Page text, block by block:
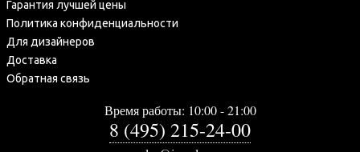
Гарантия лучшей цены
Политика конфиденциальности
Для дизайнеров
Доставка
Обратная связь
Время работы: 10:00 - 21:00
8 (495) 215-24-00